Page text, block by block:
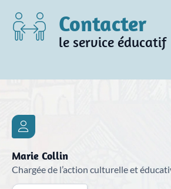
Contacter
le service éducatif
Marie Collin
Chargée de l’action culturelle et